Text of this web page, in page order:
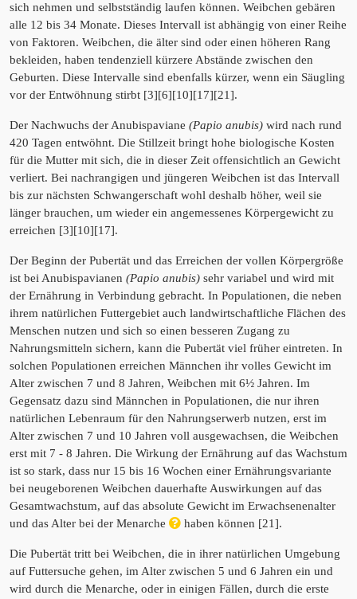
sich nehmen und selbstständig laufen können. Weibchen gebären
alle 12 bis 34 Monate. Dieses Intervall ist abhängig von einer Reihe
von Faktoren. Weibchen, die älter sind oder einen höheren Rang
bekleiden, haben tendenziell kürzere Abstände zwischen den
Geburten. Diese Intervalle sind ebenfalls kürzer, wenn ein Säugling
vor der Entwöhnung stirbt [3][6][10][17][21].
Der Nachwuchs der Anubispaviane (Papio anubis) wird nach rund
420 Tagen entwöhnt. Die Stillzeit bringt hohe biologische Kosten
für die Mutter mit sich, die in dieser Zeit offensichtlich an Gewicht
verliert. Bei nachrangigen und jüngeren Weibchen ist das Intervall
bis zur nächsten Schwangerschaft wohl deshalb höher, weil sie
länger brauchen, um wieder ein angemessenes Körpergewicht zu
erreichen [3][10][17].
Der Beginn der Pubertät und das Erreichen der vollen Körpergröße
ist bei Anubispavianen (Papio anubis) sehr variabel und wird mit
der Ernährung in Verbindung gebracht. In Populationen, die neben
ihrem natürlichen Futtergebiet auch landwirtschaftliche Flächen des
Menschen nutzen und sich so einen besseren Zugang zu
Nahrungsmitteln sichern, kann die Pubertät viel früher eintreten. In
solchen Populationen erreichen Männchen ihr volles Gewicht im
Alter zwischen 7 und 8 Jahren, Weibchen mit 6½ Jahren. Im
Gegensatz dazu sind Männchen in Populationen, die nur ihren
natürlichen Lebenraum für den Nahrungserwerb nutzen, erst im
Alter zwischen 7 und 10 Jahren voll ausgewachsen, die Weibchen
erst mit 7 - 8 Jahren. Die Wirkung der Ernährung auf das Wachstum
ist so stark, dass nur 15 bis 16 Wochen einer Ernährungsvariante
bei neugeborenen Weibchen dauerhafte Auswirkungen auf das
Gesamtwachstum, auf das absolute Gewicht im Erwachsenenalter
und das Alter bei der Menarche
haben können [21].
Die Pubertät tritt bei Weibchen, die in ihrer natürlichen Umgebung
auf Futtersuche gehen, im Alter zwischen 5 und 6 Jahren ein und
wird durch die Menarche, oder in einigen Fällen, durch die erste